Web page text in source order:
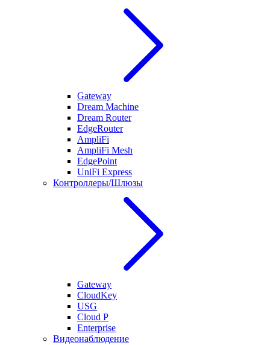
Gateway
Dream Machine
Dream Router
EdgeRouter
AmpliFi
AmpliFi Mesh
EdgePoint
UniFi Express
Контроллеры/Шлюзы
Gateway
CloudKey
USG
Cloud P
Enterprise
Видеонаблюдение